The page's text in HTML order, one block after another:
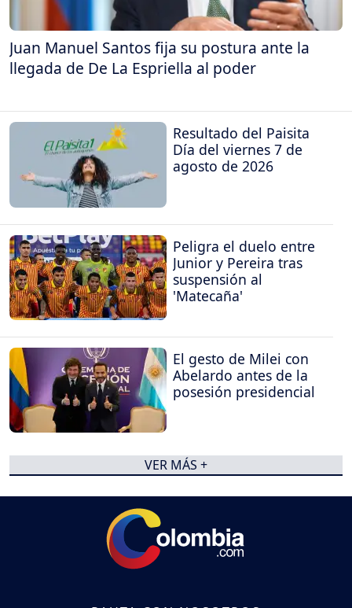
Juan Manuel Santos fija su postura ante la
llegada de De La Espriella al poder
Resultado del Paisita
Día del viernes 7 de
agosto de 2026
Peligra el duelo entre
Junior y Pereira tras
suspensión al
'Matecaña'
El gesto de Milei con
Abelardo antes de la
posesión presidencial
VER MÁS +